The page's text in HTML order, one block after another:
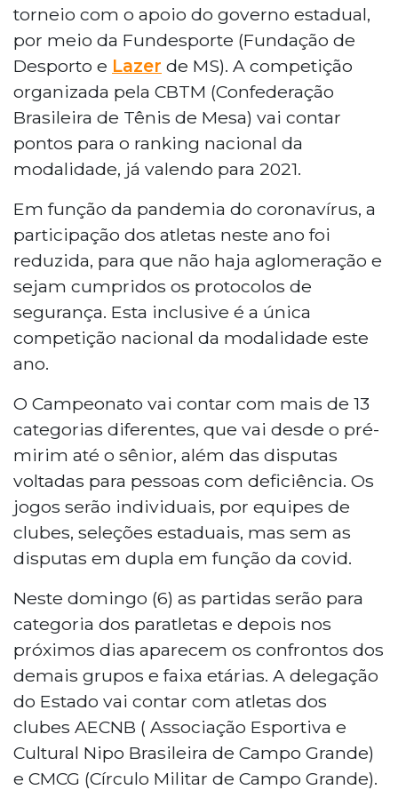
torneio com o apoio do governo estadual,
por meio da Fundesporte (Fundação de
Desporto e Lazer de MS). A competição
organizada pela CBTM (Confederação
Brasileira de Tênis de Mesa) vai contar
pontos para o ranking nacional da
modalidade, já valendo para 2021.
Em função da pandemia do coronavírus, a
participação dos atletas neste ano foi
reduzida, para que não haja aglomeração e
sejam cumpridos os protocolos de
segurança. Esta inclusive é a única
competição nacional da modalidade este
ano.
O Campeonato vai contar com mais de 13
categorias diferentes, que vai desde o pré-
mirim até o sênior, além das disputas
voltadas para pessoas com deficiência. Os
jogos serão individuais, por equipes de
clubes, seleções estaduais, mas sem as
disputas em dupla em função da covid.
Neste domingo (6) as partidas serão para
categoria dos paratletas e depois nos
próximos dias aparecem os confrontos dos
demais grupos e faixa etárias. A delegação
do Estado vai contar com atletas dos
clubes AECNB ( Associação Esportiva e
Cultural Nipo Brasileira de Campo Grande)
e CMCG (Círculo Militar de Campo Grande).